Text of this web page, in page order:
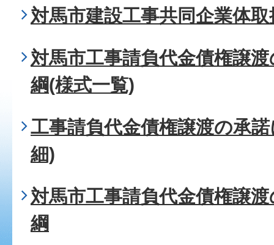
対馬市建設工事共同企業体
対馬市工事請負代金債権譲
綱(様式一覧)
工事請負代金債権譲渡の承
細)
対馬市工事請負代金債権譲
綱